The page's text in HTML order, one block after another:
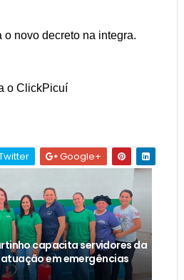
novo decreto na integra.
o ClickPicuí
Google+
capacita servidores da
em emergências